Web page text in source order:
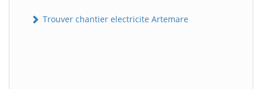
Trouver chantier electricite Artemare